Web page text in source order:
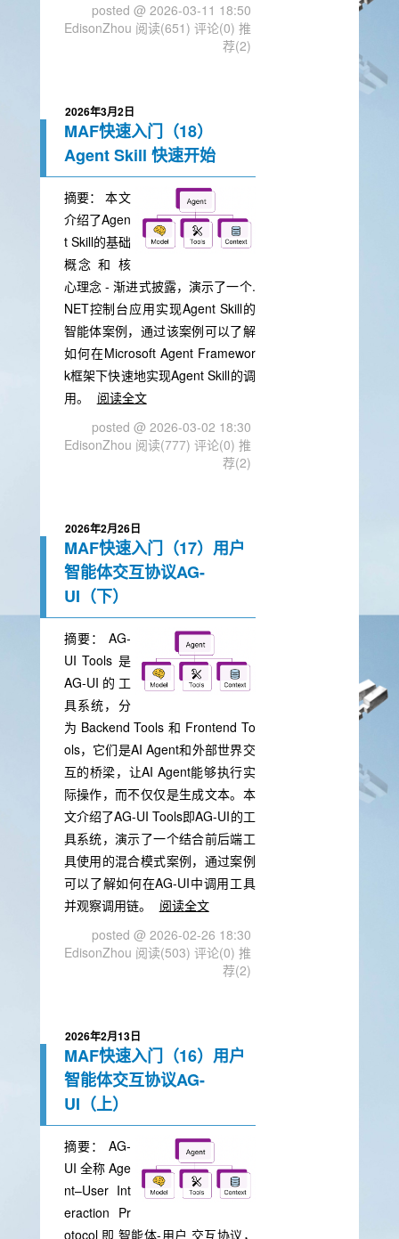
posted @ 2026-03-11 18:50
EdisonZhou 阅读(651) 评论(0) 推
荐(2)
2026年3月2日
MAF快速入门（18）
Agent Skill 快速开始
摘要：本文
介绍了Agen
t Skill的基础
概念 和 核
心理念 - 渐进式披露，演示了一个.
NET控制台应用实现Agent Skill的
智能体案例，通过该案例可以了解
如何在Microsoft Agent Framewor
k框架下快速地实现Agent Skill的调
用。
阅读全文
posted @ 2026-03-02 18:30
EdisonZhou 阅读(777) 评论(0) 推
荐(2)
2026年2月26日
MAF快速入门（17）用户
智能体交互协议AG-
UI（下）
摘要： AG-
UI Tools 是
AG-UI 的 工
具系统，分
为 Backend Tools 和 Frontend To
ols，它们是AI Agent和外部世界交
互的桥梁，让AI Agent能够执行实
际操作，而不仅仅是生成文本。本
文介绍了AG-UI Tools即AG-UI的工
具系统，演示了一个结合前后端工
具使用的混合模式案例，通过案例
可以了解如何在AG-UI中调用工具
并观察调用链。
阅读全文
posted @ 2026-02-26 18:30
EdisonZhou 阅读(503) 评论(0) 推
荐(2)
2026年2月13日
MAF快速入门（16）用户
智能体交互协议AG-
UI（上）
摘要： AG-
UI 全称 Age
nt–User Int
eraction Pr
otocol 即 智能体-用户 交互协议，